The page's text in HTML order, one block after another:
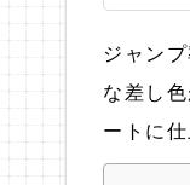
ジャン
な差し
ートに仕